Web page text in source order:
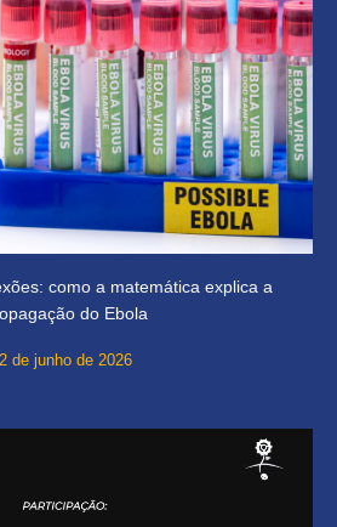
como a matemática explica a
do Ebola
2 de junho de 2026